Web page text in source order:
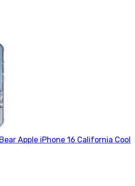
Apple iPhone 16 California Cool